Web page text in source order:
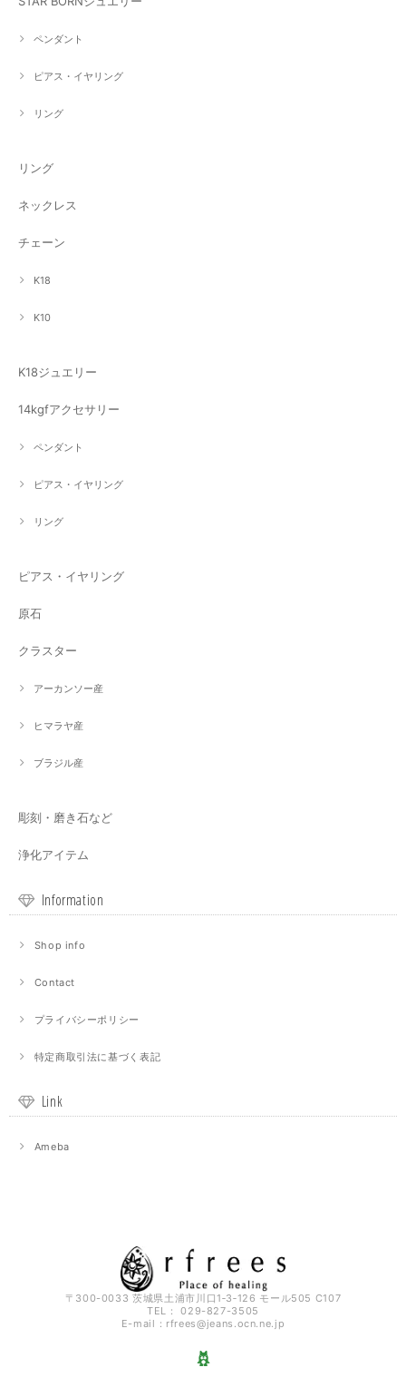
ペンダント
ピアス・イヤリング
リング
リング
ネックレス
チェーン
K18
K10
K18ジュエリー
14kgfアクセサリー
ペンダント
ピアス・イヤリング
リング
ピアス・イヤリング
原石
クラスター
アーカンソー産
ヒマラヤ産
ブラジル産
彫刻・磨き石など
浄化アイテム
Information
Shop info
Contact
プライバシーポリシー
特定商取引法に基づく表記
Link
Ameba
〒300-0033 茨城県土浦市川口1‐3‐126 モール505 C107
TEL： 029-827-3505
E-mail： rfrees@jeans.ocn.ne.jp